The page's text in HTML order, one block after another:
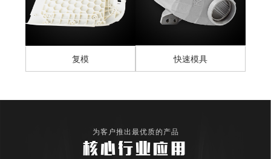
复模 快速模具
为客户推出最优质的产品
核心行业应用